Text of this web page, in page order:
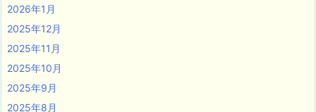
2026年1月
2025年12月
2025年11月
2025年10月
2025年9月
2025年8月